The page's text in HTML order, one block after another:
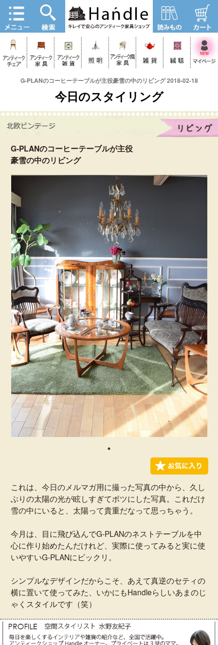
G-PLANのコーヒーテーブルが主役豪雪の中のリビング 2018-02-18
今日のスタイリング
G-PLANのコーヒーテーブルが主役
豪雪の中のリビング
これは、今日のメルマガ用に撮った写真の中から、久し
ぶりの太陽の光が眩しすぎてボツにした写真。これだけ
雪の中にいると、太陽って貴重だなって思っちゃう。
今月は、目に飛び込んでG-PLANのネストテーブルを中
心に作り始めたんだけれど、実際に使ってみると実に使
いやすいG-PLANにビックリ。
シンプルなデザインだからこそ、あえて真逆のセティの
横に置いて使ってみた、いかにもHandleらしいあまのじ
ゃくスタイルです（笑）